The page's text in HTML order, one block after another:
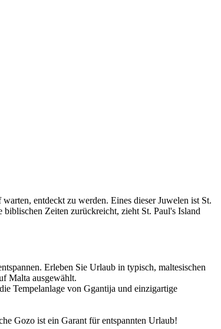
entdeckt zu werden. Eines dieser Juwelen ist St.
Zeiten zurückreicht, zieht St. Paul's Island
Erleben Sie Urlaub in typisch, maltesischen
Malta ausgewählt.
Tempelanlage von Ggantija und einzigartige
Gozo ist ein Garant für entspannten Urlaub!